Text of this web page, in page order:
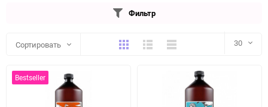
Фильтр
Сортировать ПлиткаПодробноКомпактно 30
Bestseller